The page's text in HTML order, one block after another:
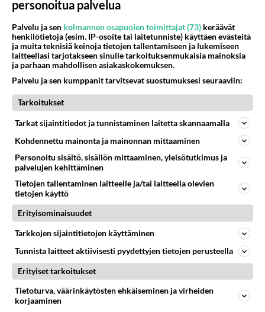
RESEPTIT
Kinkkukiusaus valmistuu
uunissa kuin itsestään.
Piimäkakku - muistoja
personoitua palvelua
Palvelu ja sen kolmannen osapuolen toimittajat (73) keräävät
henkilötietoja (esim. IP-osoite tai laitetunniste) käyttäen evästeitä
ja muita teknisiä keinoja tietojen tallentamiseen ja lukemiseen
laitteellasi tarjotakseen sinulle tarkoituksenmukaisia mainoksia
ja parhaan mahdollisen asiakaskokemuksen.
Palvelu ja sen kumppanit tarvitsevat suostumuksesi seuraaviin:
Tarkoitukset
Tarkat sijaintitiedot ja tunnistaminen laitetta skannaamalla
Kohdennettu mainonta ja mainonnan mittaaminen
Personoitu sisältö, sisällön mittaaminen, yleisötutkimus ja
palvelujen kehittäminen
Tietojen tallentaminen laitteelle ja/tai laitteella olevien
tietojen käyttö
Erityisominaisuudet
Tarkkojen sijaintitietojen käyttäminen
Tunnista laitteet aktiivisesti pyydettyjen tietojen perusteella
Erityiset tarkoitukset
Tietoturva, väärinkäytösten ehkäiseminen ja virheiden
korjaaminen